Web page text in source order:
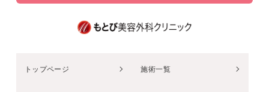
トップページ 施術一覧